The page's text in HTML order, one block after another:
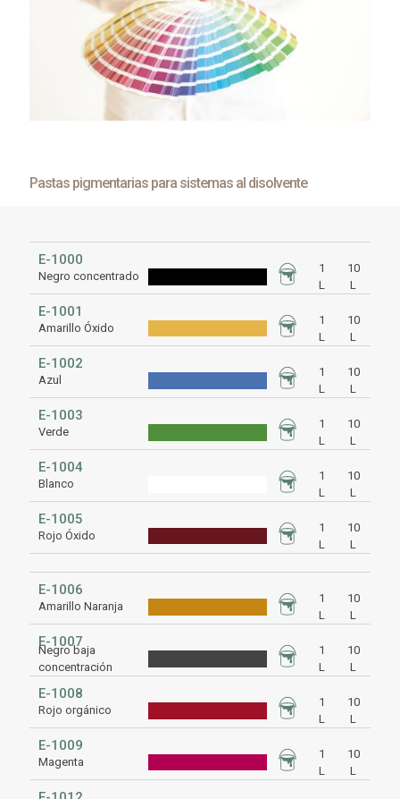
Pastas pigmentarias para sistemas al disolvente
E-1000
Negro concentrado
1
L
10
L
E-1001
Amarillo Óxido
1
L
10
L
E-1002
Azul
1
L
10
L
E-1003
Verde
1
L
10
L
E-1004
Blanco
1
L
10
L
E-1005
Rojo Óxido
1
L
10
L
E-1006
Amarillo Naranja
1
L
10
L
E-1007
Negro baja
concentración
1
L
10
L
E-1008
Rojo orgánico
1
L
10
L
E-1009
Magenta
1
L
10
L